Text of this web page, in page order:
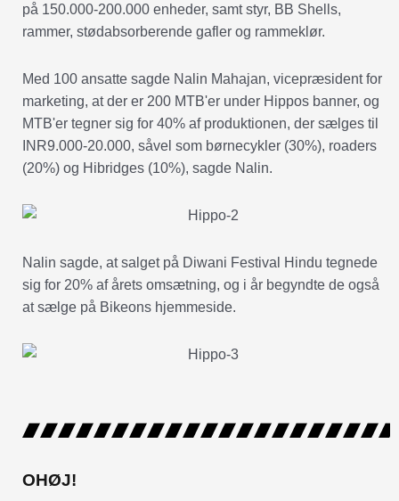
på 150.000-200.000 enheder, samt styr, BB Shells,
rammer, stødabsorberende gafler og rammeklør.
Med 100 ansatte sagde Nalin Mahajan, vicepræsident for
marketing, at der er 200 MTB'er under Hippos banner, og
MTB'er tegner sig for 40% af produktionen, der sælges til
INR9.000-20.000, såvel som børnecykler (30%), roaders
(20%) og Hibridges (10%), sagde Nalin.
Nalin sagde, at salget på Diwani Festival Hindu tegnede
sig for 20% af årets omsætning, og i år begyndte de også
at sælge på Bikeons hjemmeside.
OHØJ!